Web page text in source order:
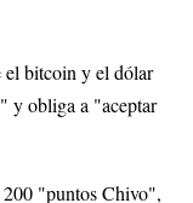
el bitcoin y el dólar
y obliga a "aceptar
200 "puntos Chivo",